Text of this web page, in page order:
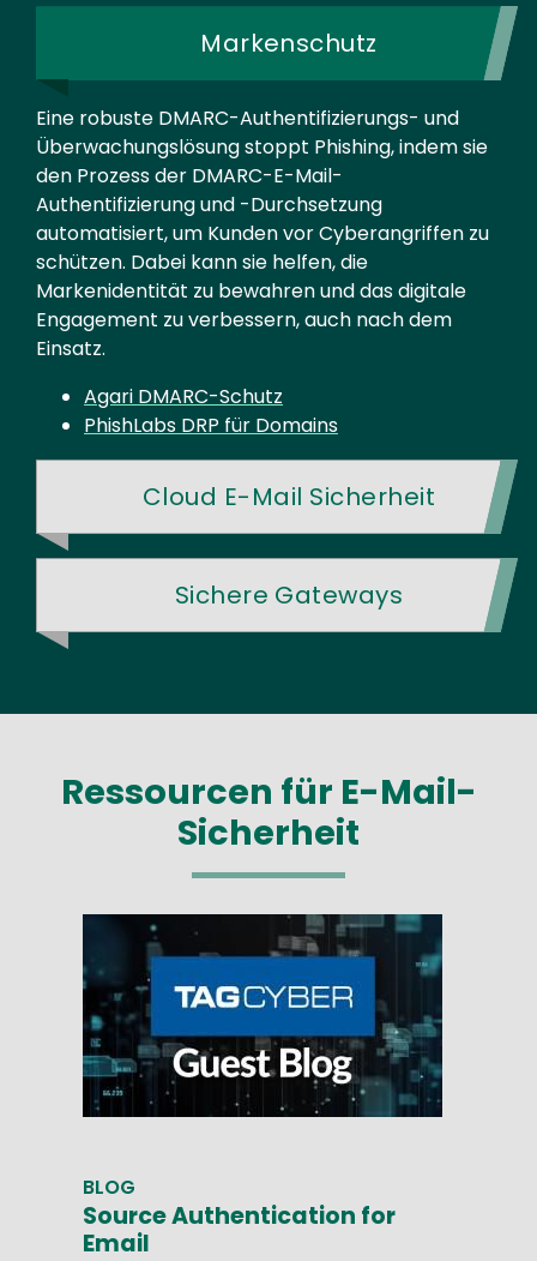
Markenschutz
Eine robuste DMARC-Authentifizierungs- und
Überwachungslösung stoppt Phishing, indem sie
den Prozess der DMARC-E-Mail-
Authentifizierung und -Durchsetzung
automatisiert, um Kunden vor Cyberangriffen zu
schützen. Dabei kann sie helfen, die
Markenidentität zu bewahren und das digitale
Engagement zu verbessern, auch nach dem
Einsatz.
Agari DMARC-Schutz
PhishLabs DRP für Domains
Cloud E-Mail Sicherheit
Sichere Gateways
Ressourcen für E-Mail-
Sicherheit
BLOG
Source Authentication for
Email